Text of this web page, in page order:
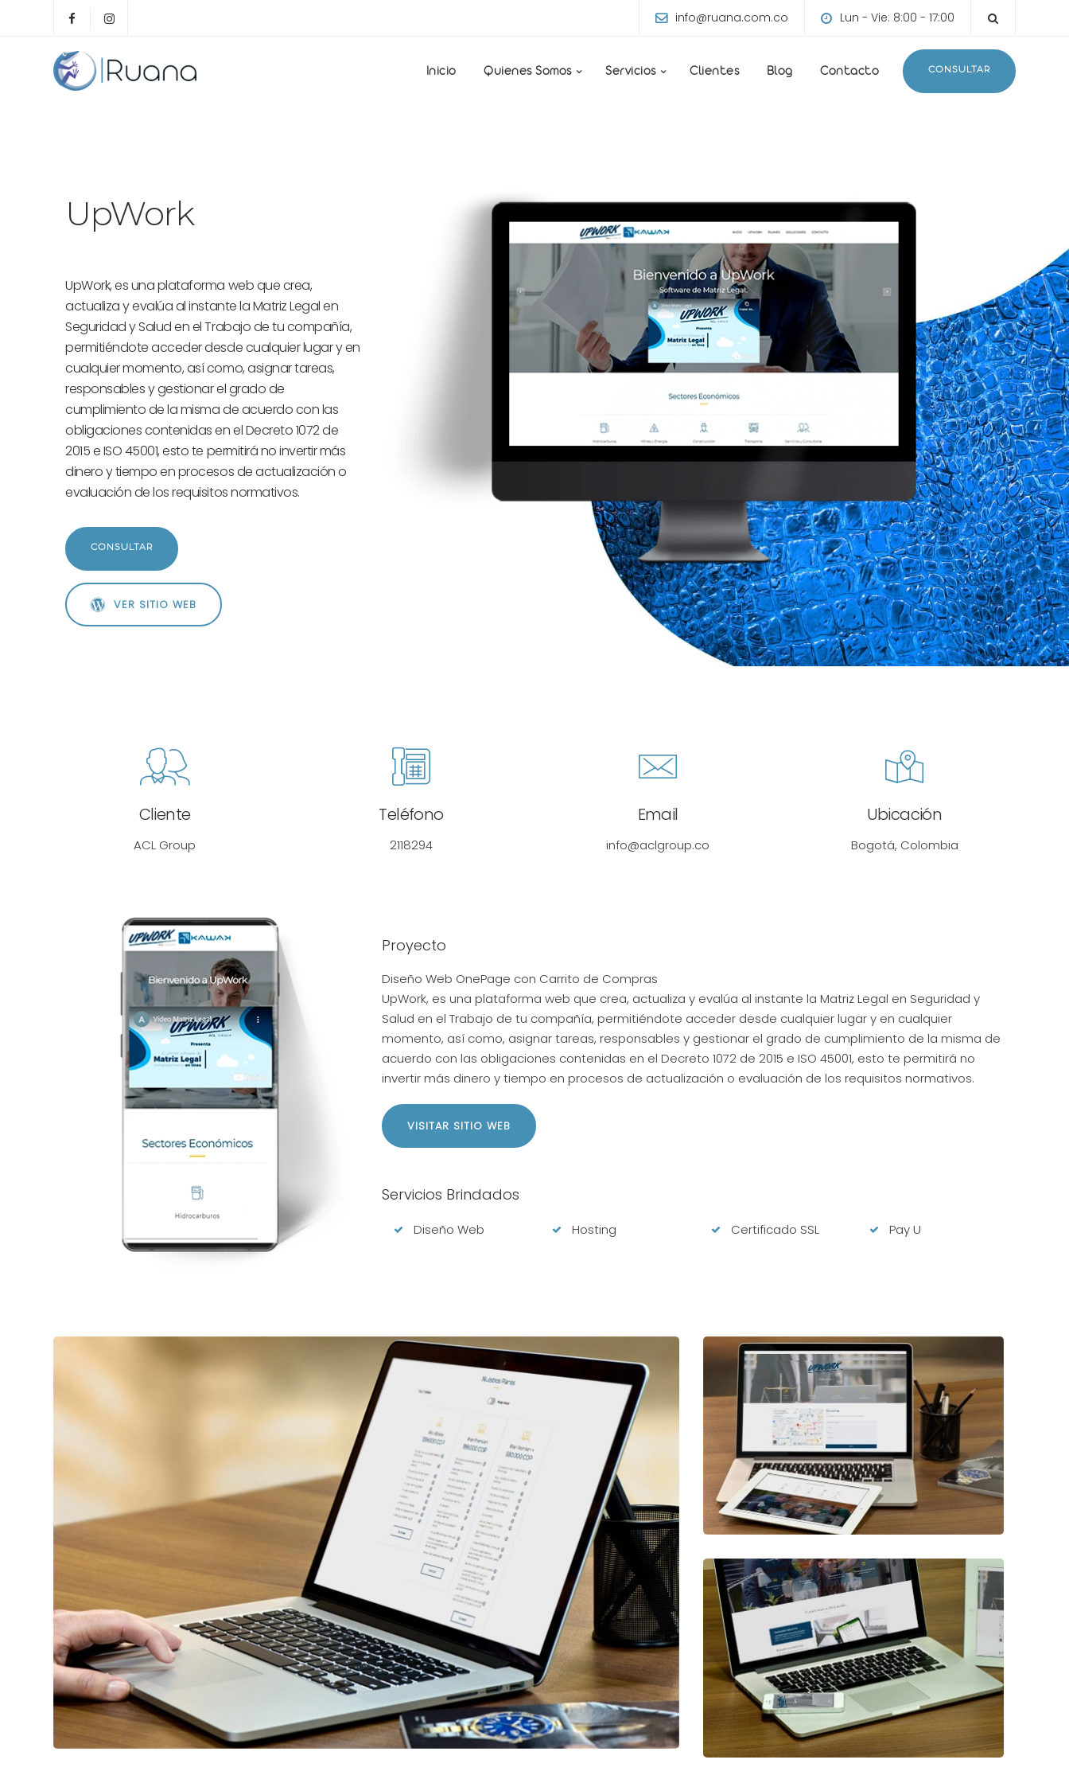
info@ruana.com.co Lun - Vie: 8:00 - 17:00
Inicio Quienes Somos Servicios Clientes Blog Contacto CONSULTAR
UpWork
UpWork, es una plataforma web que crea,
actualiza y evalúa al instante la Matriz Legal en
Seguridad y Salud en el Trabajo de tu compañía,
permitiéndote acceder desde cualquier lugar y en
cualquier momento, así como, asignar tareas,
responsables y gestionar el grado de
cumplimiento de la misma de acuerdo con las
obligaciones contenidas en el Decreto 1072 de
2015 e ISO 45001, esto te permitirá no invertir más
dinero y tiempo en procesos de actualización o
evaluación de los requisitos normativos.
CONSULTAR
VER SITIO WEB
Cliente
ACL Group
Teléfono
2118294
Email
info@aclgroup.co
Ubicación
Bogotá, Colombia
Proyecto
Diseño Web OnePage con Carrito de Compras
UpWork, es una plataforma web que crea, actualiza y evalúa al instante la Matriz Legal en Seguridad y
Salud en el Trabajo de tu compañía, permitiéndote acceder desde cualquier lugar y en cualquier
momento, así como, asignar tareas, responsables y gestionar el grado de cumplimiento de la misma de
acuerdo con las obligaciones contenidas en el Decreto 1072 de 2015 e ISO 45001, esto te permitirá no
invertir más dinero y tiempo en procesos de actualización o evaluación de los requisitos normativos.
VISITAR SITIO WEB
Servicios Brindados
Diseño Web Hosting Certificado SSL Pay U